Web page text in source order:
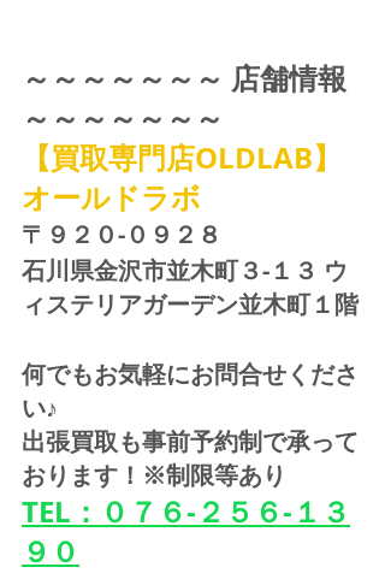
～～～～～～～ 店舗情報
～～～～～～～
【買取専門店OLDLAB】
オールドラボ
〒９２０-０９２８
石川県金沢市並木町３-１３ ウ
ィステリアガーデン並木町１階
何でもお気軽にお問合せくださ
い♪
出張買取も事前予約制で承って
おります！※制限等あり
TEL：０７６-２５６-１３
９０